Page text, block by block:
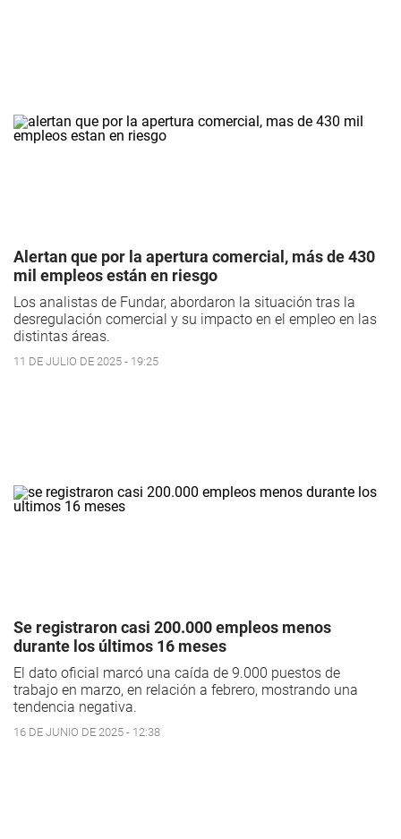
Alertan que por la apertura comercial, más de 430
mil empleos están en riesgo
Los analistas de Fundar, abordaron la situación tras la
desregulación comercial y su impacto en el empleo en las
distintas áreas.
11 DE JULIO DE 2025 - 19:25
Se registraron casi 200.000 empleos menos
durante los últimos 16 meses
El dato oficial marcó una caída de 9.000 puestos de
trabajo en marzo, en relación a febrero, mostrando una
tendencia negativa.
16 DE JUNIO DE 2025 - 12:38